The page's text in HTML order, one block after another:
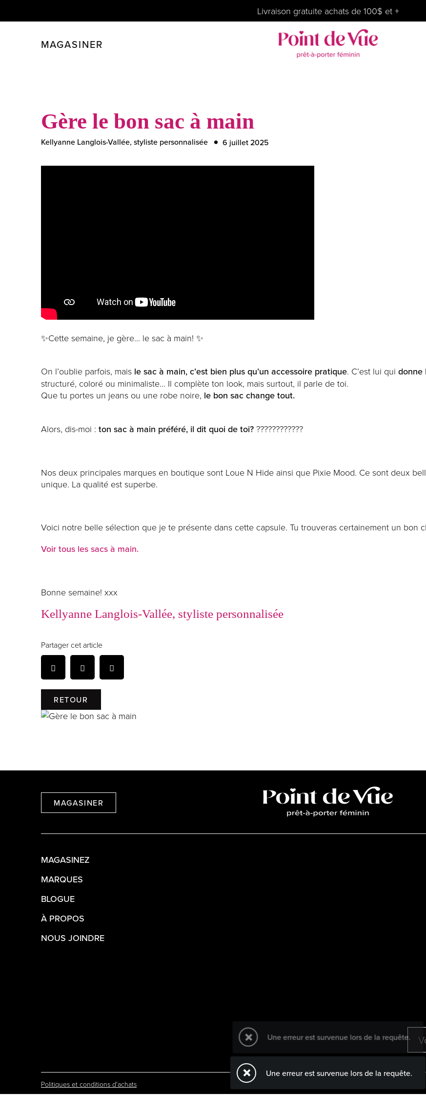
Livraison gratuite achats de 100$ et +
MAGASINER
Gère le bon sac à main
Kellyanne Langlois-Vallée, styliste personnalisée 6 juillet 2025
✨Cette semaine, je gère… le sac à main! ✨
On l’oublie parfois, mais le sac à main, c’est bien plus qu’un accessoire pratique. C’est lui qui donne
structuré, coloré ou minimaliste… Il complète ton look, mais surtout, il parle de toi.
Que tu portes un jeans ou une robe noire, le bon sac change tout.
Alors, dis-moi : ton sac à main préféré, il dit quoi de toi? ????????????
Nos deux principales marques en boutique sont Loue N Hide ainsi que Pixie Mood. Ce sont deux
unique. La qualité est superbe.
Voici notre belle sélection que je te présente dans cette capsule. Tu trouveras certainement un bon
Voir tous les sacs à main.
Bonne semaine! xxx
Kellyanne Langlois-Vallée, styliste personnalisée
Partager cet article
RETOUR
MAGASINER
MAGASINEZ
MARQUES
BLOGUE
À PROPOS
NOUS JOINDRE
Politiques et conditions d'achats
Une erreur est survenue lors de la requête.